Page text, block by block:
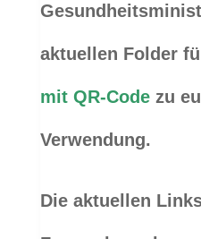
aktuellen Folder
mit QR-Codezu
Verwendung.
Die aktuellen